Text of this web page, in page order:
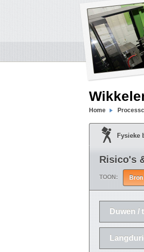
Home
Fysieke
Risico's
TOON: Bron
Duwen /